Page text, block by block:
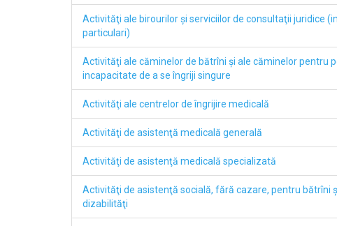
Activităţi ale birourilor şi serviciilor de consultaţii juridice
particulari)
Activităţi ale căminelor de bătrîni şi ale căminelor pentru
incapacitate de a se îngriji singure
Activităţi ale centrelor de îngrijire medicală
Activităţi de asistenţă medicală generală
Activităţi de asistenţă medicală specializată
Activităţi de asistenţă socială, fără cazare, pentru bătrîni
dizabilităţi